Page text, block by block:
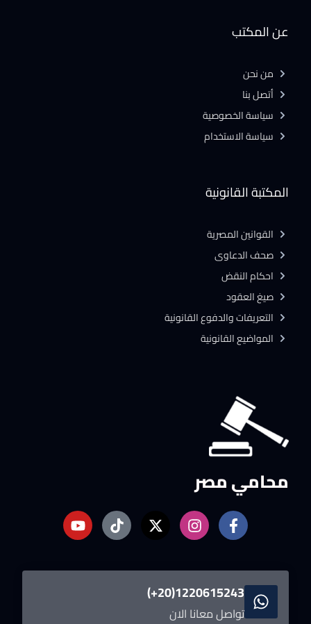
محامي مصر
1220615243(20+)
تواصل معانا الان
المكتبة القانونية
القوانين المصرية
صحف الدعاوى
احكام النقض
صيغ العقود
التعريفات والدفوع القانونية
المواضيع القانونية
عن المكتب
من نحن
أتصل بنا
سياسة الخصوصية
سياسة الاستخدام